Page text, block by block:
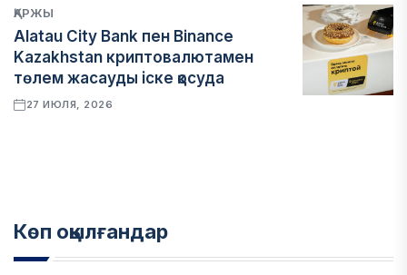
ҚАРЖЫ
Alatau City Bank пен Binance
Kazakhstan криптовалютамен
төлем жасауды іске қосуда
27 ИЮЛЯ, 2026
Көп оқылғандар